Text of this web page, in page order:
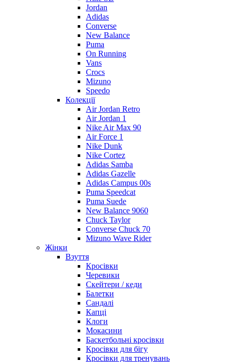
Jordan
Adidas
Converse
New Balance
Puma
On Running
Vans
Crocs
Mizuno
Speedo
Колекції
Air Jordan Retro
Air Jordan 1
Nike Air Max 90
Air Force 1
Nike Dunk
Nike Cortez
Adidas Samba
Adidas Gazelle
Adidas Campus 00s
Puma Speedcat
Puma Suede
New Balance 9060
Chuck Taylor
Converse Chuck 70
Mizuno Wave Rider
Жінки
Взуття
Кросівки
Черевики
Скейтери / кеди
Балетки
Сандалі
Капці
Клоги
Мокасини
Баскетбольні кросівки
Кросівки для бігу
Кросівки для тренувань